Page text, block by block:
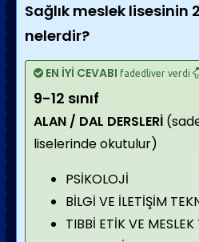
Sağlık meslek lisesinin
nelerdir?
EN İYİ CEVABI fadedliver verdi
9-12 sınıf
ALAN / DAL DERSLERİ
liselerinde okutulur)
PSİKOLOJİ
BİLGİ VE İLETİŞİM
TIBBİ ETİK VE MESLEK